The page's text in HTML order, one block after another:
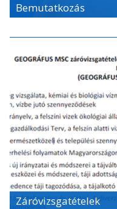
Bemutatkozás
Záróvizsgatételek